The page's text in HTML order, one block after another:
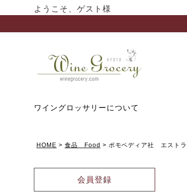
ようこそ、ゲスト様
ワイングロッサリーについて
HOME 食品 Food ポモペディア社 エスト
会員登録